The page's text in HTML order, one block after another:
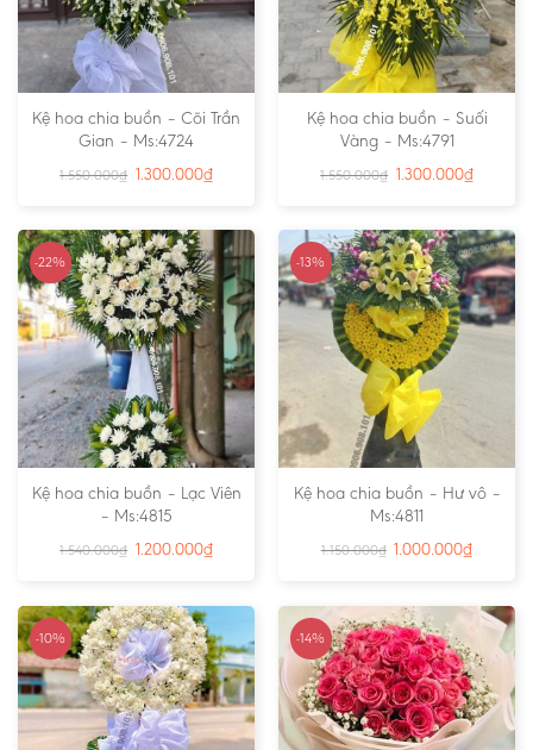
Kệ hoa chia buồn – Cõi Trần
Gian – Ms:4724
1.550.000₫ 1.300.000₫
Kệ hoa chia buồn – Suối
Vàng – Ms:4791
1.550.000₫ 1.300.000₫
-22%
Kệ hoa chia buồn – Lạc Viên
– Ms:4815
1.540.000₫ 1.200.000₫
-13%
Kệ hoa chia buồn – Hư vô –
Ms:4811
1.150.000₫ 1.000.000₫
-10% -14%